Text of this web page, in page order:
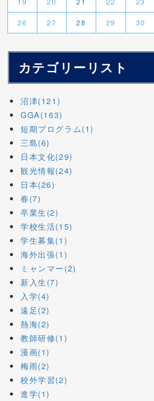
26 27 28 29 30
カテゴリーリスト
沼津(121)
GGA(163)
短期プログラム(1)
三島(6)
日本文化(29)
観光情報(24)
日本(26)
春(7)
卒業生(2)
学校生活(15)
学生募集(1)
海外出張(1)
ミャンマー(2)
新入生(7)
入学(4)
遠足(2)
熱海(2)
教師研修(1)
漫画(1)
梅雨(2)
校外学習(2)
進学(1)